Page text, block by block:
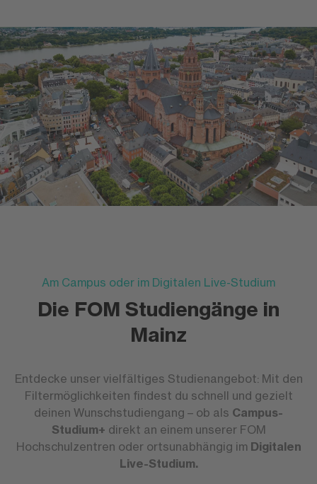
Am Campus oder im Digitalen Live-Studium
Die FOM Studiengänge in
Mainz
Entdecke unser vielfältiges Studienangebot: Mit den
Filtermöglichkeiten findest du schnell und gezielt
deinen Wunschstudiengang – ob als Campus-
Studium+ direkt an einem unserer FOM
Hochschulzentren oder ortsunabhängig im Digitalen
Live-Studium.